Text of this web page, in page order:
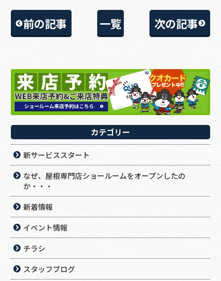
前の記事 一覧 次の記事
カテゴリー
新サービススタート
なぜ、屋根専門店ショールームをオープンしたの
か・・・
新着情報
イベント情報
チラシ
スタッフブログ